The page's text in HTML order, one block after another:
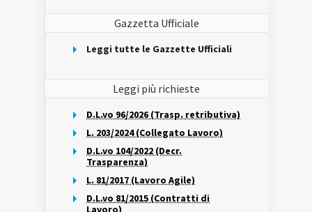
Gazzetta Ufficiale
Leggi tutte le Gazzette Ufficiali
Leggi più richieste
D.L.vo 96/2026 (Trasp. retributiva)
L. 203/2024 (Collegato Lavoro)
D.L.vo 104/2022 (Decr.
Trasparenza)
L. 81/2017 (Lavoro Agile)
D.L.vo 81/2015 (Contratti di
Lavoro)